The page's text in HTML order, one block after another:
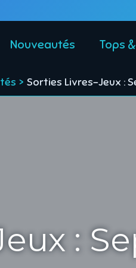
Nouveautés Tops
Sorties Livres-Jeux :
: